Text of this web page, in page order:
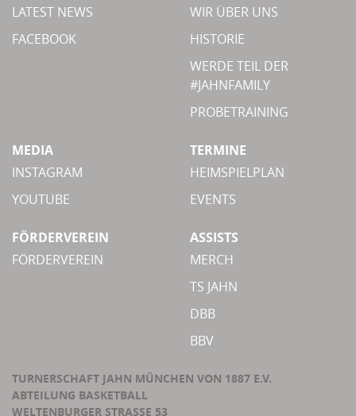
LATEST NEWS
FACEBOOK
WIR ÜBER UNS
HISTORIE
WERDE TEIL DER
#JAHNFAMILY
PROBETRAINING
MEDIA
INSTAGRAM
YOUTUBE
TERMINE
HEIMSPIELPLAN
EVENTS
FÖRDERVEREIN
FÖRDERVEREIN
ASSISTS
MERCH
TS JAHN
DBB
BBV
TURNERSCHAFT JAHN MÜNCHEN VON 1887 E.V.
ABTEILUNG BASKETBALL
WELTENBURGER STRASSE 53